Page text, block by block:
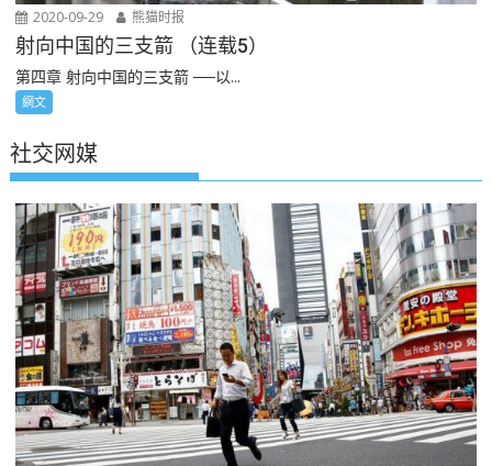
2020-09-29 熊猫时报
射向中国的三支箭 （连载5）
第四章 射向中国的三支箭 ──以...
網文
社交网媒